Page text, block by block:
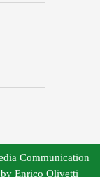
Communication
Enrico Olivetti